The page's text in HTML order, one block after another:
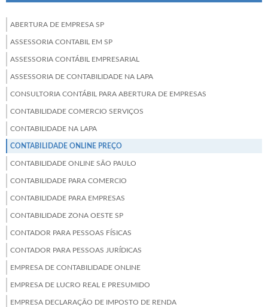
ABERTURA DE EMPRESA SP
ASSESSORIA CONTABIL EM SP
ASSESSORIA CONTÁBIL EMPRESARIAL
ASSESSORIA DE CONTABILIDADE NA LAPA
CONSULTORIA CONTÁBIL PARA ABERTURA DE EMPRESAS
CONTABILIDADE COMERCIO SERVIÇOS
CONTABILIDADE NA LAPA
CONTABILIDADE ONLINE PREÇO
CONTABILIDADE ONLINE SÃO PAULO
CONTABILIDADE PARA COMERCIO
CONTABILIDADE PARA EMPRESAS
CONTABILIDADE ZONA OESTE SP
CONTADOR PARA PESSOAS FÍSICAS
CONTADOR PARA PESSOAS JURÍDICAS
EMPRESA DE CONTABILIDADE ONLINE
EMPRESA DE LUCRO REAL E PRESUMIDO
EMPRESA DECLARAÇÃO DE IMPOSTO DE RENDA